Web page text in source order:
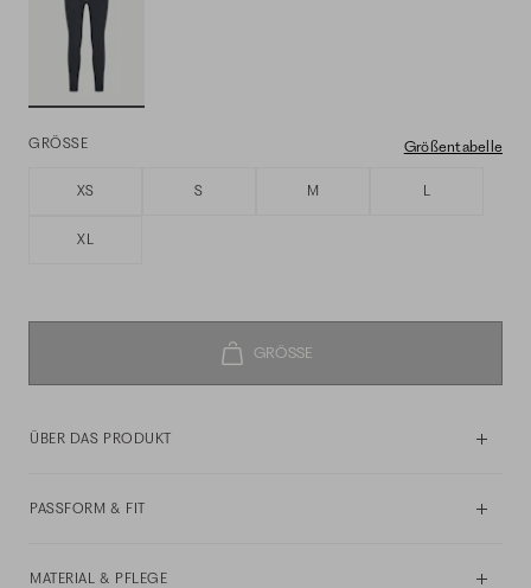
GRÖSSE Größentabelle
XS S M L
XL
ÜBER DAS PRODUKT
PASSFORM & FIT
MATERIAL & PFLEGE